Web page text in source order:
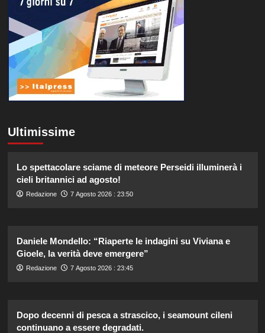
Ultimissime
Lo spettacolare sciame di meteore Perseidi illuminerà i
cieli britannici ad agosto!
Redazione 7 Agosto 2026 : 23:50
Daniele Mondello: “Riaperte le indagini su Viviana e
Gioele, la verità deve emergere”
Redazione 7 Agosto 2026 : 23:45
Dopo decenni di pesca a strascico, i seamount cileni
continuano a essere degradati.